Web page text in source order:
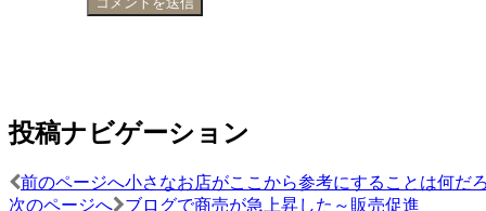
投稿ナビゲーション
前のページへ小さなお店がここから参考にすることは何だ
次のページへ
ブログで商売が急上昇した～販売促進